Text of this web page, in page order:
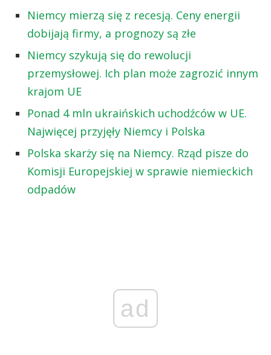
Niemcy mierzą się z recesją. Ceny energii
dobijają firmy, a prognozy są złe
Niemcy szykują się do rewolucji
przemysłowej. Ich plan może zagrozić innym
krajom UE
Ponad 4 mln ukraińskich uchodźców w UE.
Najwięcej przyjęły Niemcy i Polska
Polska skarży się na Niemcy. Rząd pisze do
Komisji Europejskiej w sprawie niemieckich
odpadów
ad